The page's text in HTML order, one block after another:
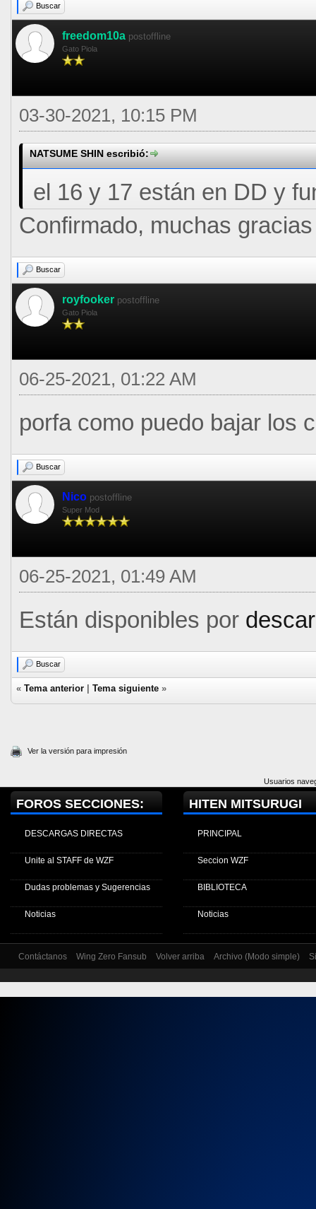
Buscar
freedom10a postoffline
Gato Piola
03-30-2021, 10:15 PM
NATSUME SHIN escribió:
el 16 y 17 están en DD y
Confirmado, muchas gracias
Buscar
royfooker postoffline
Gato Piola
06-25-2021, 01:22 AM
porfa como puedo bajar los
Buscar
Nico postoffline
Super Mod
06-25-2021, 01:49 AM
Están disponibles por
Buscar
« Tema anterior Tema siguiente »
Ver la versión para impresión
Usuarios
FOROS SECCIONES:
DESCARGAS DIRECTAS
Unite al STAFF de WZF
Dudas problemas y Sugerencias
Noticias
HITEN MITSURUGI
PRINCIPAL
Seccion WZF
BIBLIOTECA
Noticias
Contáctanos Wing Zero Fansub Volver arriba Archivo (Modo simple)